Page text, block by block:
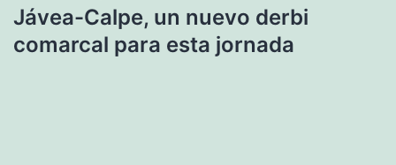
Jávea-Calpe, un nuevo derbi
comarcal para esta jornada